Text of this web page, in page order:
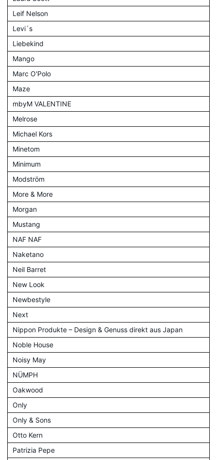
Leif Nelson
Levi´s
Liebekind
Mango
Marc O'Polo
Maze
mbyM VALENTINE
Melrose
Michael Kors
Minetom
Minimum
Modström
More & More
Morgan
Mustang
NAF NAF
Naketano
Neil Barret
New Look
Newbestyle
Next
Nippon Produkte – Design & Genuss direkt aus Japan
Noble House
Noisy May
NÜMPH
Oakwood
Only
Only & Sons
Otto Kern
Patrizia Pepe